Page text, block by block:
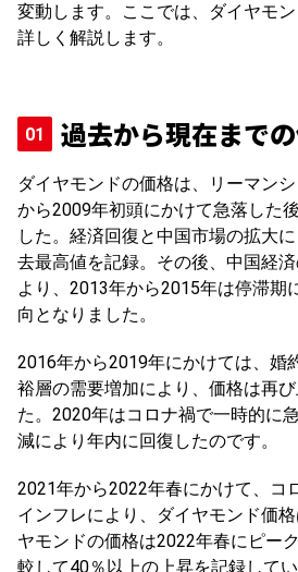
変動します。ここでは、ダイヤモ
詳しく解説します。
過去から現在まで
ダイヤモンドの価格は、リーマン
から2009年初頭にかけて急落した
した。経済回復と中国市場の拡大
去最高値を記録。その後、中国経
より、2013年から2015年は停滞期
向となりました。
2016年から2019年にかけては、婚
裕層の需要増加により、価格は再
た。2020年はコロナ禍で一時的に
減により年内に回復したのです。
2021年から2022年春にかけて、コ
インフレにより、ダイヤモンド価
ヤモンドの価格は2022年春にピー
較して40％以上の上昇を記録してい